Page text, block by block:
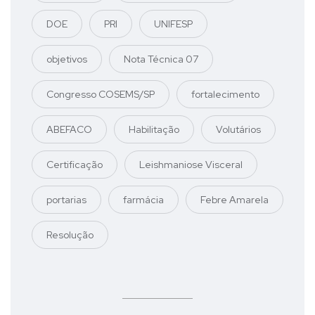
DOE PRI UNIFESP
objetivos Nota Técnica 07
Congresso COSEMS/SP fortalecimento
ABEFACO Habilitação Volutários
Certificação Leishmaniose Visceral
portarias farmácia Febre Amarela
Resolução